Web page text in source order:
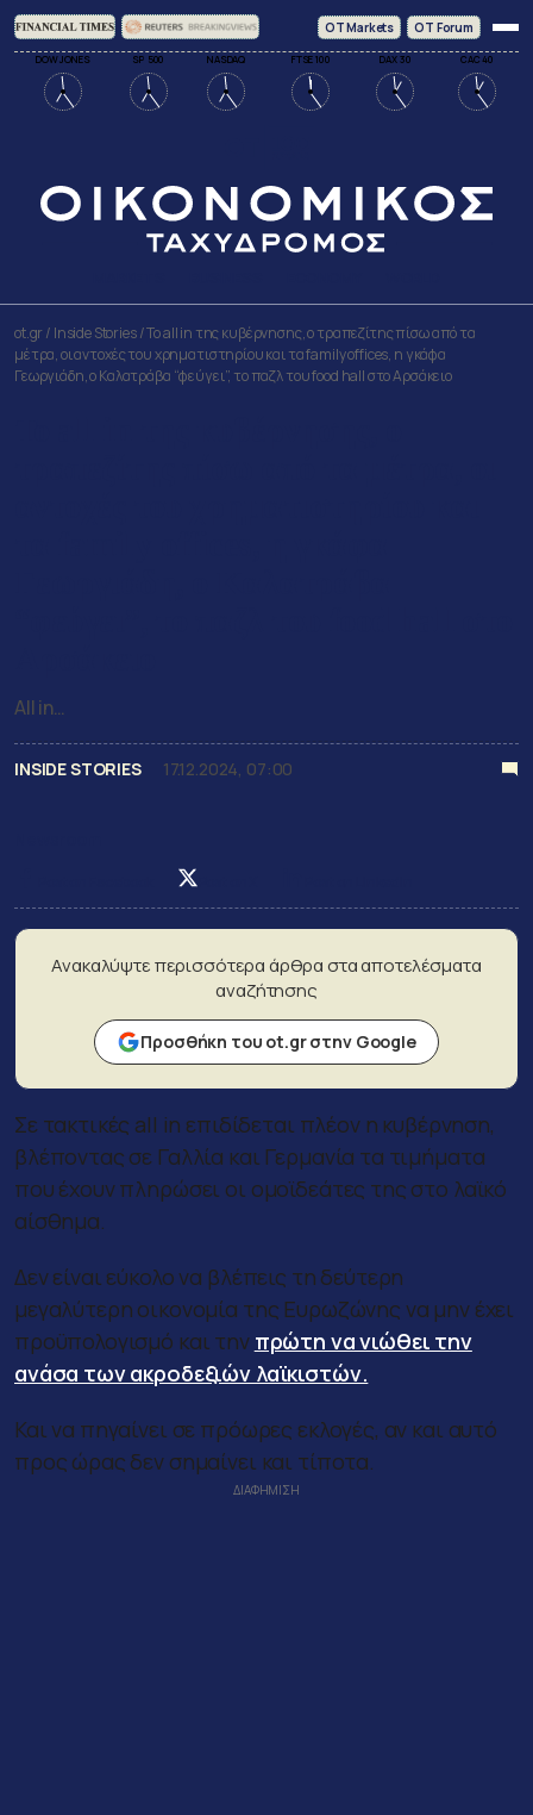
DOW JONES SP 500 NASDAQ FTSE 100 DAX 30 CAC 40
ΟΤ Markets OT Forum
ot.gr/ Inside Stories/Το all in της κυβέρνησης, ο τραπεζίτης πίσω από τα
μέτρα, οι αντοχές του χρηματιστηρίου και τα family offices, η γκάφα
Γεωργιάδη, ο Καλατράβα “φεύγει”, το παζλ του food hall στο Αρσάκειο
All in…
INSIDE STORIES 17.12.2024, 07:00
Ανακαλύψτε περισσότερα άρθρα στα αποτελέσματα
αναζήτησης
Προσθήκη του ot.gr στην Google
Σε τακτικές all in επιδίδεται πλέον η κυβέρνηση,
βλέποντας σε Γαλλία και Γερμανία τα τιμήματα
που έχουν πληρώσει οι ομοϊδεάτες της στο λαϊκό
αίσθημα.
Δεν είναι εύκολο να βλέπεις τη δεύτερη
μεγαλύτερη οικονομία της Ευρωζώνης να μην έχει
προϋπολογισμό και την πρώτη να νιώθει την
ανάσα των ακροδεξιών λαϊκιστών.
Και να πηγαίνει σε πρόωρες εκλογές, αν και αυτό
προς ώρας δεν σημαίνει και τίποτα.